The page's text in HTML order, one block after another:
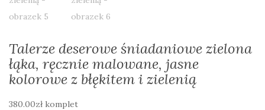
Talerze deserowe śniadaniowe zielona
łąka, ręcznie malowane, jasne
kolorowe z błękitem i zielenią
380.00zł komplet